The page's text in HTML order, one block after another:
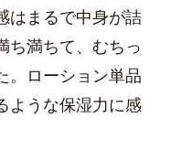
はまるで中身が詰
ち満ちて、むちっ
。ローション単品
ような保湿力に感